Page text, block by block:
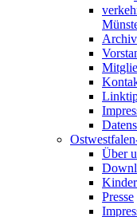
Archiv
Über
Presse